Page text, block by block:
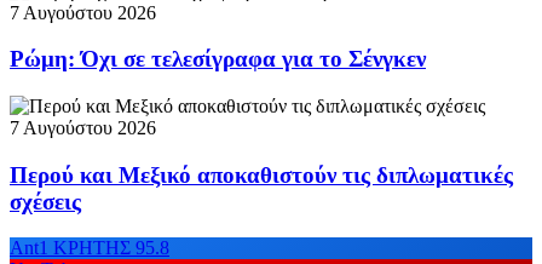
7 Αυγούστου 2026
Ρώμη: Όχι σε τελεσίγραφα για το Σένγκεν
7 Αυγούστου 2026
Περού και Μεξικό αποκαθιστούν τις διπλωματικές
σχέσεις
Ant1 ΚΡΗΤΗΣ 95.8